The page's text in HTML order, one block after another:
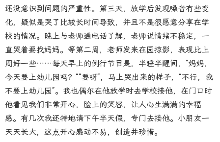
还没意识到问题的严重性。第三天，放学后发现嗓音有些变
化，疑似是哭了比较长时间导致，并且不是很愿意分享在学
校的情况。晚上与老师通电话了解，老师说情绪不稳定，一
直哭着要找妈妈。等第二周，老师发来在园掠影，表现比上
周好一些……每天早上的例行节目是，半睡半醒间，“妈妈，
今天要上幼儿园吗？““要呀”，马上哭出来的样子，“不行，我
不要上幼儿园”。我也偶尔在他放学时去学校接他，在门口时
他看见我们非常开心，脸上的笑容，让人心生满满的幸福
感。有几次我还特地请下午半天假，专门去接他。小朋友一
天天长大，这点开心感动不易，创造并珍惜。